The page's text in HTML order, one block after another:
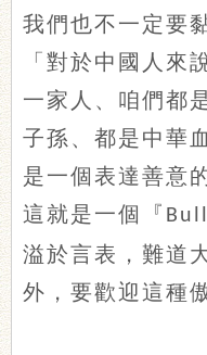
我們也不一定要
「對於中國人來
一家人、咱們都
子孫、都是中華
是一個表達善意
這就是一個『
溢於言表，難道
外，要歡迎這種